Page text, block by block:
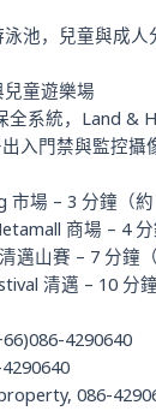
池，兒童與成人
童遊樂場
全系統，Land &
入門禁與監控攝
市場 – 3 分鐘（約
商場 – 4 分
山賽 – 7 分鐘（
清邁 – 10 分鐘
4290640
086-